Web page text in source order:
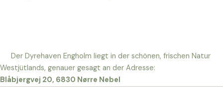
Der Dyrehaven Engholm liegt in der schönen, frischen Natur
Westjütlands, genauer gesagt an der Adresse:
Blåbjergvej 20, 6830 Nørre Nebel